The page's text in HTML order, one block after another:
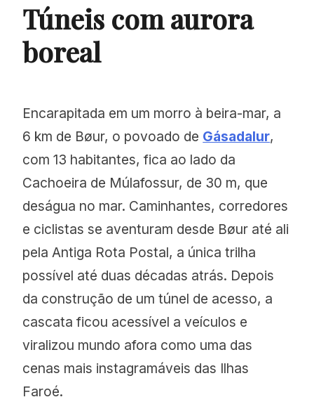
Túneis com aurora
boreal
Encarapitada em um morro à beira-mar, a
6 km de Bøur, o povoado de Gásadalur,
com 13 habitantes, fica ao lado da
Cachoeira de Múlafossur, de 30 m, que
deságua no mar. Caminhantes, corredores
e ciclistas se aventuram desde Bøur até ali
pela Antiga Rota Postal, a única trilha
possível até duas décadas atrás. Depois
da construção de um túnel de acesso, a
cascata ficou acessível a veículos e
viralizou mundo afora como uma das
cenas mais instagramáveis das Ilhas
Faroé.